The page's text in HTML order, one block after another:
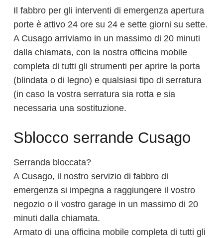
Il fabbro per gli interventi di emergenza apertura
porte è attivo 24 ore su 24 e sette giorni su sette.
A Cusago arriviamo in un massimo di 20 minuti
dalla chiamata, con la nostra officina mobile
completa di tutti gli strumenti per aprire la porta
(blindata o di legno) e qualsiasi tipo di serratura
(in caso la vostra serratura sia rotta e sia
necessaria una sostituzione.
Sblocco serrande Cusago
Serranda bloccata?
A Cusago, il nostro servizio di fabbro di
emergenza si impegna a raggiungere il vostro
negozio o il vostro garage in un massimo di 20
minuti dalla chiamata.
Armato di una officina mobile completa di tutti gli